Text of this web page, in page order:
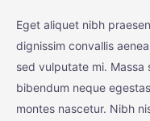
Eget aliquet nibh
dignissim convallis
sed vulputate mi. Massa
bibendum neque
montes nascetur. Nibh